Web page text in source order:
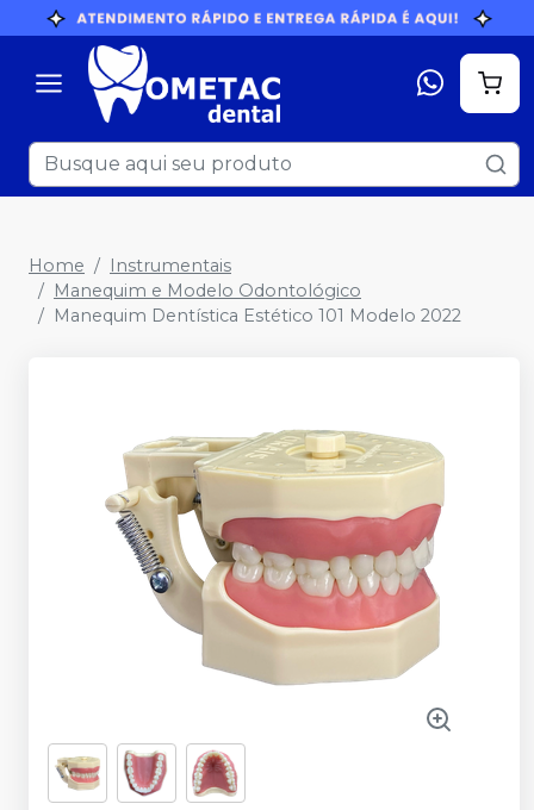
Home
Instrumentais
Manequim e Modelo Odontológico
Manequim Dentística Estético 101 Modelo 2022